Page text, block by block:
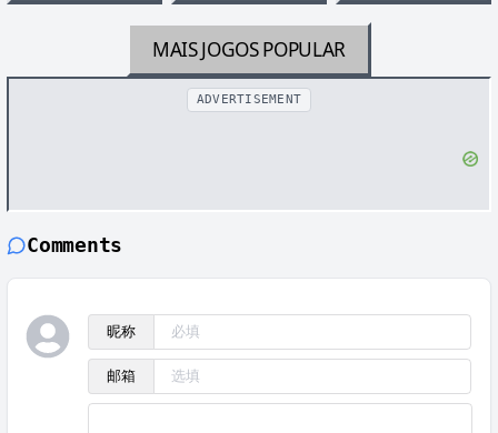
MAIS JOGOSPOPULAR
ADVERTISEMENT
Comments
昵称
邮箱